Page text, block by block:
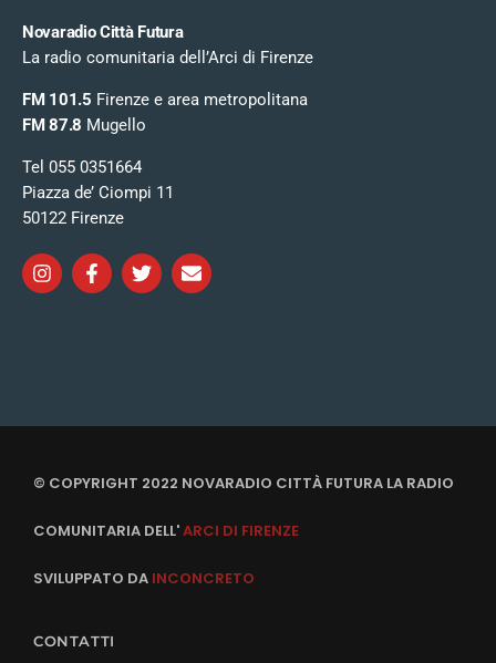
Novaradio Città Futura
La radio comunitaria dell’Arci di Firenze
FM 101.5 Firenze e area metropolitana
FM 87.8 Mugello
Tel 055 0351664
Piazza de’ Ciompi 11
50122 Firenze
© COPYRIGHT 2022 NOVARADIO CITTÀ FUTURA LA RADIO
COMUNITARIA DELL'ARCI DI FIRENZE
SVILUPPATO DA INCONCRETO
CONTATTI